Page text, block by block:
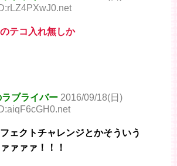
テコ入れ無しか
ブライバー 2016/09/18(日)
ェクトチャレンジとかそういう
ァァァ！！！